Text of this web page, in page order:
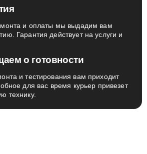
и оплаты мы выдадим вам
Гарантия действует на услуги и
о готовности
и тестирования вам приходит
для вас время курьер привезет
технику.